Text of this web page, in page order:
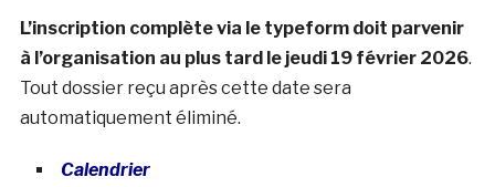
L’inscription complète via le typeform doit parvenir
à l’organisation au plus tard le jeudi 19 février 2026.
Tout dossier reçu après cette date sera
automatiquement éliminé.
Calendrier